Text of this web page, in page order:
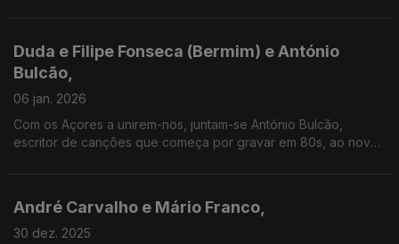
Duda e Filipe Fonseca (Bermim) e António
Bulcão,
06 jan. 2026
Com os Açores a unirem-nos, juntam-se António Bulcão,
escritor de canções que começa por gravar em 80s, ao novo
André Carvalho e Mário Franco,
30 dez. 2025